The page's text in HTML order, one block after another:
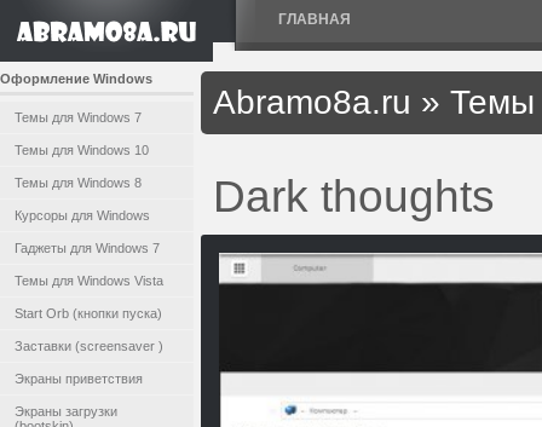
ГЛАВНАЯ
Оформление Windows
Темы для Windows 7
Темы для Windows 10
Темы для Windows 8
Курсоры для Windows
Гаджеты для Windows 7
Темы для Windows Vista
Start Orb (кнопки пуска)
Заставки (screensaver )
Экраны приветствия
Экраны загрузки
Abramo8a.ru » Темы
Dark thoughts